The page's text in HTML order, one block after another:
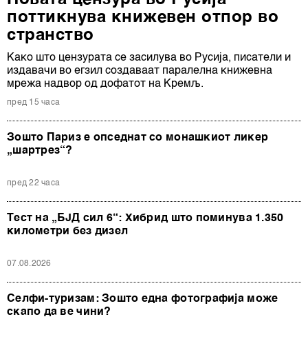
поттикнува книжевен отпор во
странство
Како што цензурата се засилува во Русија, писатели и
издавачи во егзил создаваат паралелна книжевна
мрежа надвор од дофатот на Кремљ.
пред 15 часа
Зошто Париз е опседнат со монашкиот ликер
„шартрез“?
пред 22 часа
Тест на „БЈД сил 6“: Хибрид што поминува 1.350
километри без дизел
07.08.2026
Селфи-туризам: Зошто една фотографија може
скапо да ве чини?